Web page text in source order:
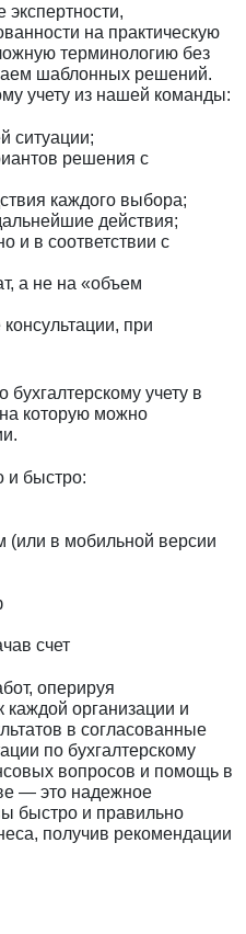
на практическую
терминологию без
шаблонных решений.
учету из нашей команды:
ситуации;
решения с
каждого выбора;
действия;
и в соответствии с
а не на «объем
при
бухгалтерскому учету в
которую можно
и быстро:
(или в мобильной версии
счет
оперируя
организации и
в согласованные
по бухгалтерскому
вопросов и помощь в
— это надежное
быстро и правильно
получив рекомендации